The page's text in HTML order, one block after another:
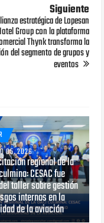
Siguiente
estratégica de Lopesan
Group con la plataforma
Thynk transforma la
del segmento de grupos y
eventos
05, 2026
regional de la
CESAC fue
taller sobre gestión
internos en la
de la aviación